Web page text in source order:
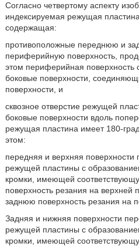
Согласно четвертому аспекту
индексируемая режущая
содержащая:
противоположные переднюю и
периферийную поверхность,
этом периферийная поверхность
боковые поверхности,
поверхности, и
сквозное отверстие режущей
боковые поверхности вдоль
режущая пластина имеет 180-
этом:
передняя и верхняя поверхности
режущей пластины с
кромки, имеющей
поверхность резания на верхней
заднюю поверхность резания на
Задняя и нижняя поверхности
режущей пластины с
кромки, имеющей